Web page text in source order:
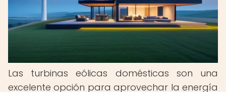
Las turbinas eólicas domésticas son una
excelente opción para aprovechar la energía